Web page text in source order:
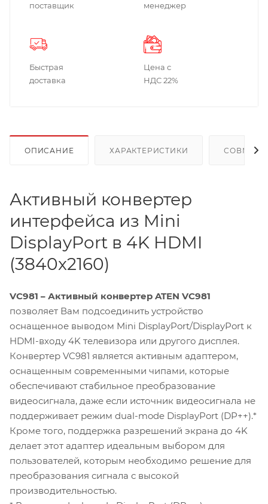
поставщик
менеджер
Быстрая
доставка
Цена с
НДС 22%
ОПИСАНИЕ ХАРАКТЕРИСТИКИ
Активный конвертер
интерфейса из Mini
DisplayPort в 4K HDMI
(3840x2160)
VC981 – Активный конвертер ATEN VC981
позволяет Вам подсоединить устройство
оснащенное выводом Mini DisplayPort/DisplayPort к
HDMI-входу 4K телевизора или другого дисплея.
Конвертер VC981 является активным адаптером,
оснащенным современными чипами, которые
обеспечивают стабильное преобразование
видеосигнала, даже если источник видеосигнала не
поддерживает режим dual-mode DisplayPort (DP++).*
Кроме того, поддержка разрешений экрана до 4K
делает этот адаптер идеальным выбором для
пользователей, которым необходимо решение для
преобразования сигнала с высокой
производительностью.